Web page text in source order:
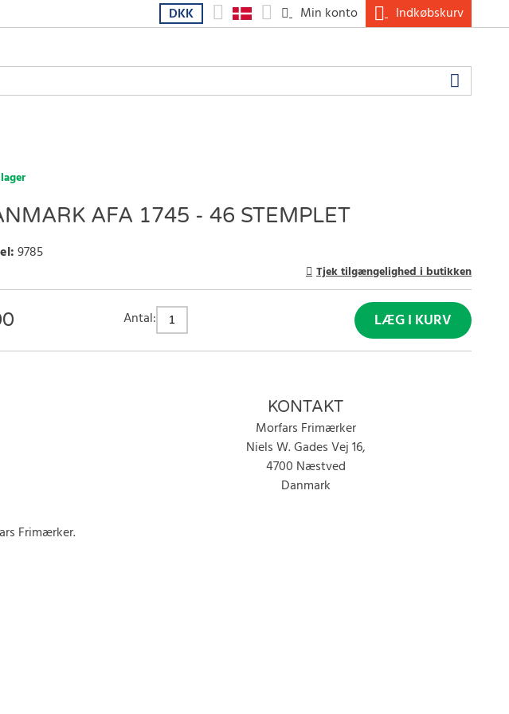
Indkøbskurv
Min konto
DKK
AFA 1745 - 46 STEMPLET
:9785
Tjek tilgængelighed i butikken
Antal: LÆG I KURV
KONTAKT
Morfars Frimærker
Niels W. Gades Vej 16,
4700 Næstved
Danmark
Frimærker.